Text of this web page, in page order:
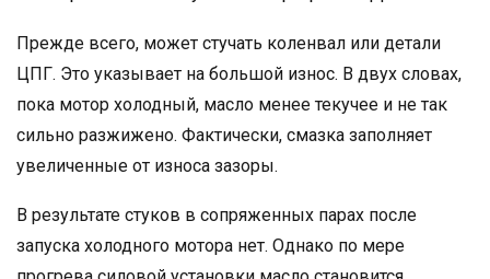
Прежде всего, может стучать коленвал или детали
ЦПГ. Это указывает на большой износ. В двух словах,
пока мотор холодный, масло менее текучее и не так
сильно разжижено. Фактически, смазка заполняет
увеличенные от износа зазоры.
В результате стуков в сопряженных парах после
запуска холодного мотора нет. Однако по мере